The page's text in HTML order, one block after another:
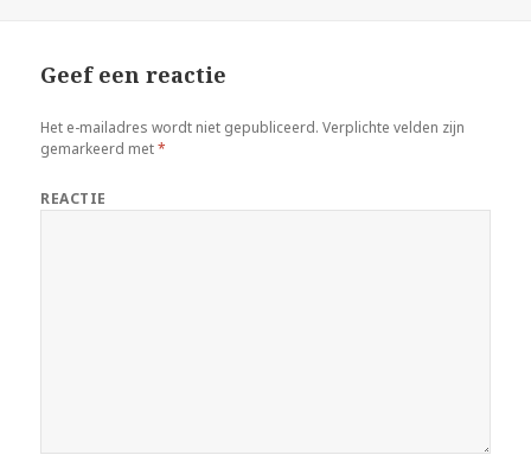
Geef een reactie
Het e-mailadres wordt niet gepubliceerd. Verplichte velden zijn
gemarkeerd met*
REACTIE